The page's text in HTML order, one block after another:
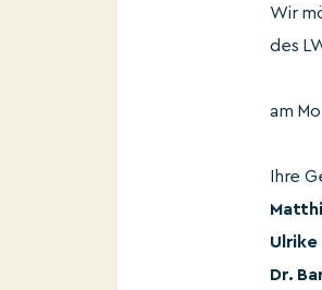
Wir
des
am
Ihre
Ulrike
Dr.